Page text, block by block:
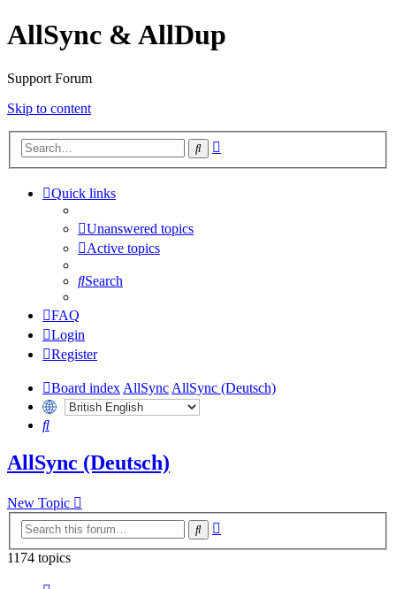
AllSync & AllDup
Support Forum
Skip to content
Search
Quick links
Unanswered topics
Active topics
Search
FAQ
Login
Register
Board indexAllSyncAllSync (Deutsch)
Search
AllSync (Deutsch)
New Topic
Search
1174 topics